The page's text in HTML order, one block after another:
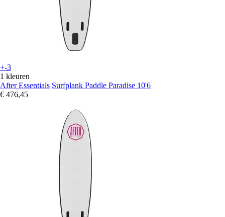
+-3
1 kleuren
After Essentials Surfplank Paddle Paradise 10'6
€ 476,45